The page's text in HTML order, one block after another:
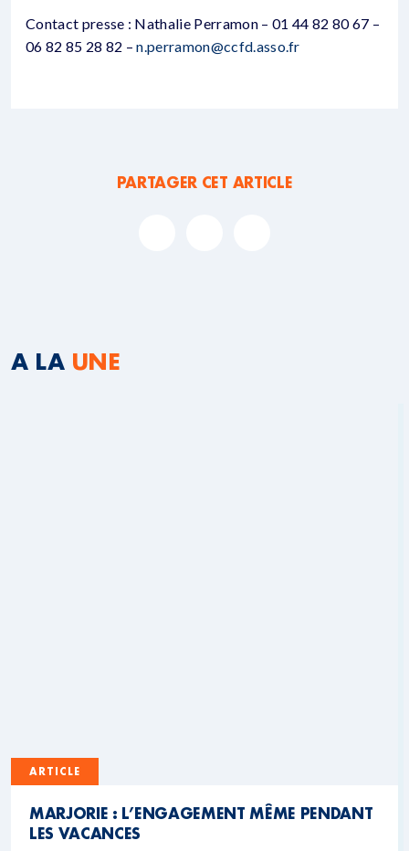
Contact presse : Nathalie Perramon – 01 44 82 80 67 –
06 82 85 28 82 –n.perramon@ccfd.asso.fr
PARTAGER CET ARTICLE
A LA UNE
ARTICLE
MARJORIE : L’ENGAGEMENT MÊME PENDANT
LES VACANCES